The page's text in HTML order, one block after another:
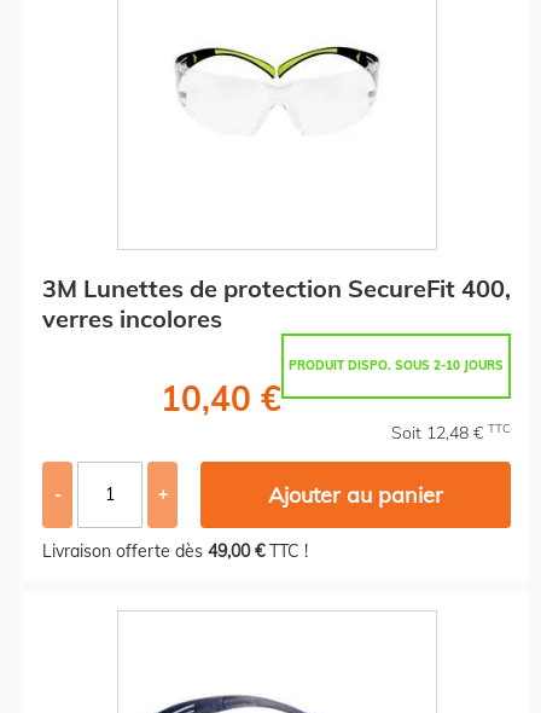
3M Lunettes de protection SecureFit 400,
verres incolores
PRODUIT DISPO. SOUS 2-10 JOURS
10,40 €
Soit 12,48 € TTC
- + Ajouter au panier
Livraison offerte dès 49,00 €TTC !